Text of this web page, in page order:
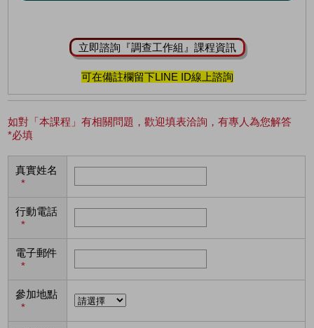
立即諮詢『調查工作組』課程資訊
可在備註欄留下LINE ID線上諮詢
如對「本課程」有相關問題，歡迎填表洽詢，有專人為您解答
*必填
真實姓名
*
行動電話
*
電子郵件
*
參加地點
*